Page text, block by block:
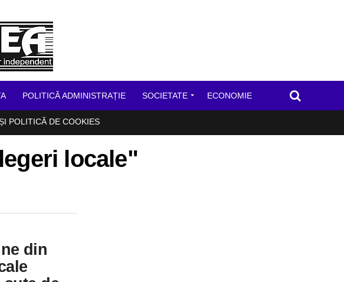
POLITICĂ ADMINISTRAȚIE SOCIETATE ECONOMIE
POLITICĂ DE COOKIES
locale"
din